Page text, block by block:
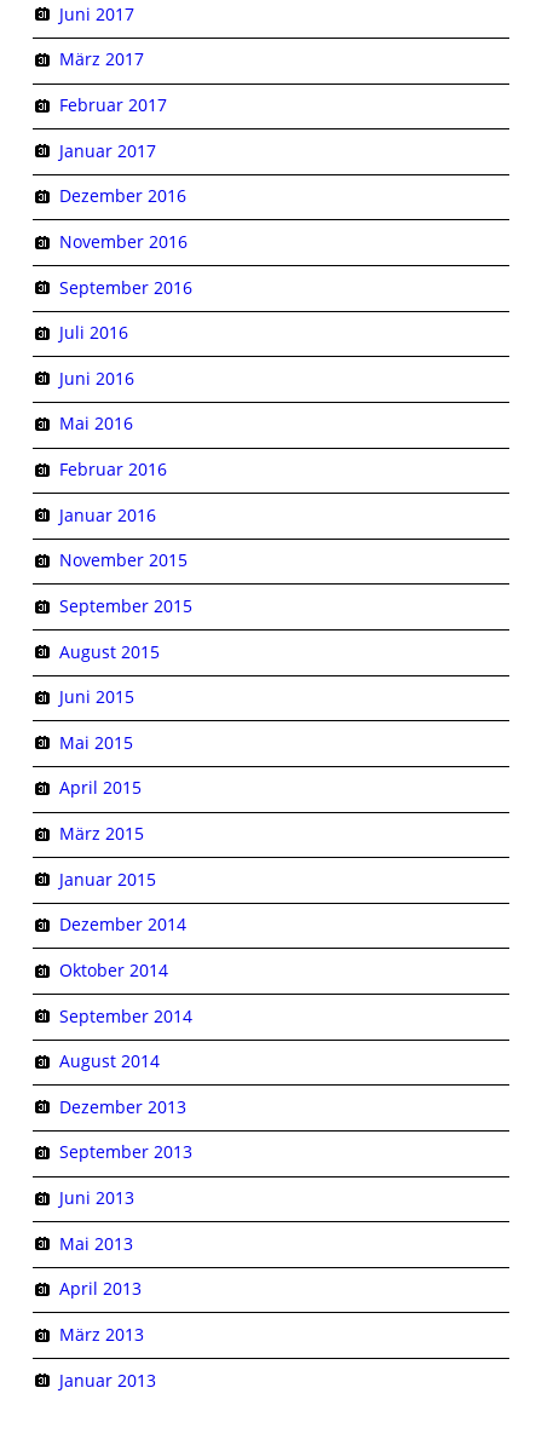
Juni 2017
März 2017
Februar 2017
Januar 2017
Dezember 2016
November 2016
September 2016
Juli 2016
Juni 2016
Mai 2016
Februar 2016
Januar 2016
November 2015
September 2015
August 2015
Juni 2015
Mai 2015
April 2015
März 2015
Januar 2015
Dezember 2014
Oktober 2014
September 2014
August 2014
Dezember 2013
September 2013
Juni 2013
Mai 2013
April 2013
März 2013
Januar 2013